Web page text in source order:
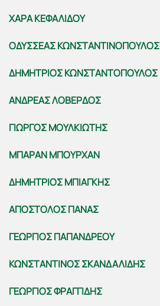
ΧΑΡΑ ΚΕΦΑΛΙΔΟΥ
ΟΔΥΣΣΕΑΣ ΚΩΝΣΤΑΝΤΙΝΟΠΟΥΛΟΣ
ΔΗΜΗΤΡΙΟΣ ΚΩΝΣΤΑΝΤΟΠΟΥΛΟΣ
ΑΝΔΡΕΑΣ ΛΟΒΕΡΔΟΣ
ΓΙΩΡΓΟΣ ΜΟΥΛΚΙΩΤΗΣ
ΜΠΑΡΑΝ ΜΠΟΥΡΧΑΝ
ΔΗΜΗΤΡΙΟΣ ΜΠΙΑΓΚΗΣ
ΑΠΟΣΤΟΛΟΣ ΠΑΝΑΣ
ΓΕΩΡΓΙΟΣ ΠΑΠΑΝΔΡΕΟΥ
ΚΩΝΣΤΑΝΤΙΝΟΣ ΣΚΑΝΔΑΛΙΔΗΣ
ΓΕΩΡΓΙΟΣ ΦΡΑΓΓΙΔΗΣ